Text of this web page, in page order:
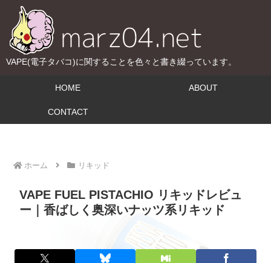
VAPE(電子タバコ)に関することを色々と書き綴っています。
HOME ABOUT
CONTACT
ホーム リキッド
VAPE FUEL PISTACHIO リキッドレビュ
ー｜香ばしく奥深いナッツ系リキッド